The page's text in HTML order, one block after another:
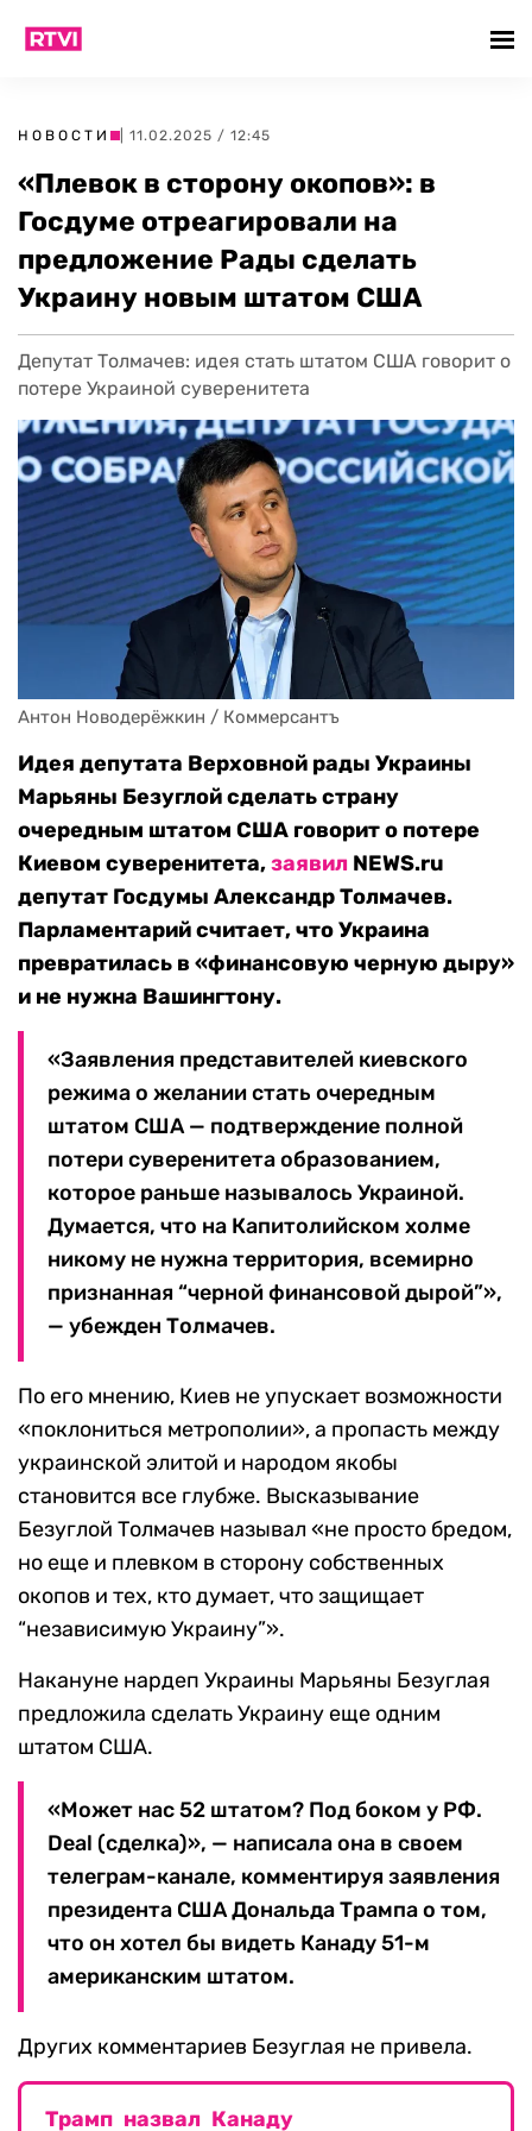
НОВОСТИ | 11.02.2025 / 12:45
«Плевок в сторону окопов»: в
Госдуме отреагировали на
предложение Рады сделать
Украину новым штатом США
Депутат Толмачев: идея стать штатом США говорит о
потере Украиной суверенитета
Антон Новодерёжкин / Коммерсантъ
Идея депутата Верховной рады Украины
Марьяны Безуглой сделать страну
очередным штатом США говорит о потере
Киевом суверенитета,заявил NEWS.ru
депутат Госдумы Александр Толмачев.
Парламентарий считает, что Украина
превратилась в «финансовую черную дыру»
и не нужна Вашингтону.
«Заявления представителей киевского
режима о желании стать очередным
штатом США — подтверждение полной
потери суверенитета образованием,
которое раньше называлось Украиной.
Думается, что на Капитолийском холме
никому не нужна территория, всемирно
признанная “черной финансовой дырой”»,
— убежден Толмачев.
По его мнению, Киев не упускает возможности
«поклониться метрополии», а пропасть между
украинской элитой и народом якобы
становится все глубже. Высказывание
Безуглой Толмачев называл «не просто бредом,
но еще и плевком в сторону собственных
окопов и тех, кто думает, что защищает
“независимую Украину”».
Накануне нардеп Украины Марьяны Безуглая
предложила сделать Украину еще одним
штатом США.
«Может нас 52 штатом? Под боком у РФ.
Deal (сделка)», — написала она в своем
телеграм-канале, комментируя заявления
президента США Дональда Трампа о том,
что он хотел бы видеть Канаду 51-м
американским штатом.
Других комментариев Безуглая не привела.
Трамп назвал Канаду